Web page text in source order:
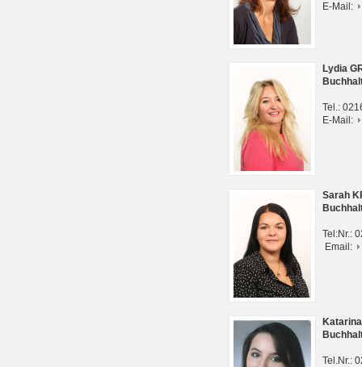
E-Mail:
Lydia
Tel.:
E-Mail:
Sarah
Tel:Nr.:
Email:
Tel.Nr.: